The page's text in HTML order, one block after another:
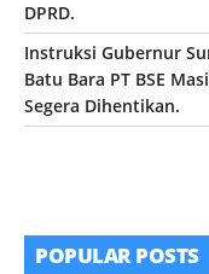
DPRD.
Instruksi Gubernur
Batu Bara PT BSE
Segera Dihentikan.
POPULAR POSTS